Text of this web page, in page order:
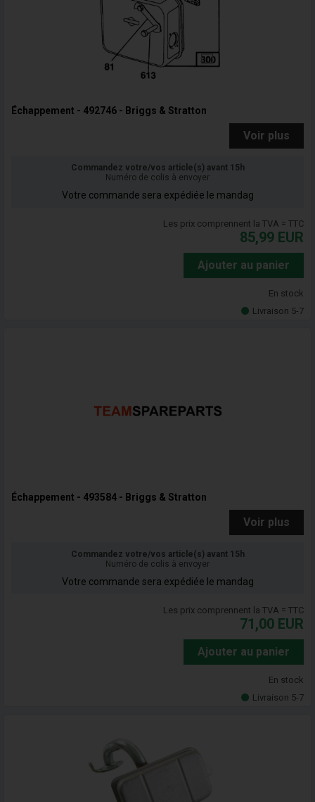
Échappement - 492746 - Briggs & Stratton
Voir plus
Commandez votre/vos article(s) avant 15h
Numéro de colis à envoyer
Votre commande sera expédiée le mandag
Les prix comprennent la TVA = TTC
85,99 EUR
Ajouter au panier
En stock
Livraison 5-7
Échappement - 493584 - Briggs & Stratton
Voir plus
Commandez votre/vos article(s) avant 15h
Numéro de colis à envoyer
Votre commande sera expédiée le mandag
Les prix comprennent la TVA = TTC
71,00 EUR
Ajouter au panier
En stock
Livraison 5-7